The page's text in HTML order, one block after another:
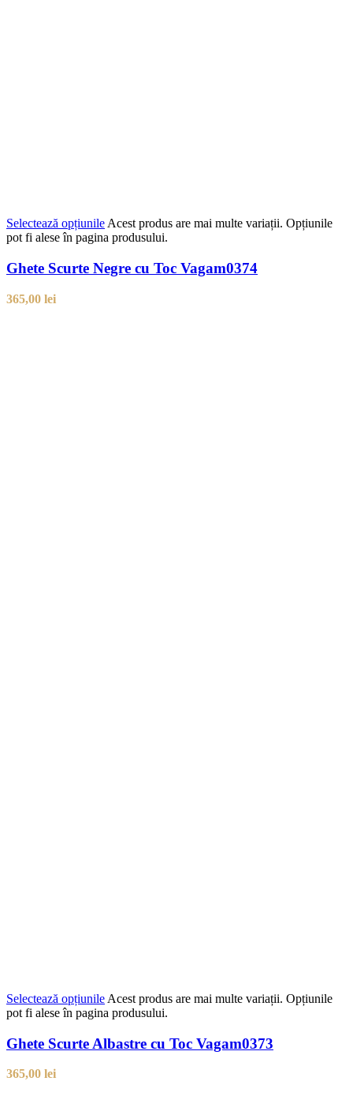
Selectează opțiunile Acest produs are mai multe variații. Opțiunile
pot fi alese în pagina produsului.
Ghete Scurte Negre cu Toc Vagam0374
365,00 lei
Selectează opțiunile Acest produs are mai multe variații. Opțiunile
pot fi alese în pagina produsului.
Ghete Scurte Albastre cu Toc Vagam0373
365,00 lei